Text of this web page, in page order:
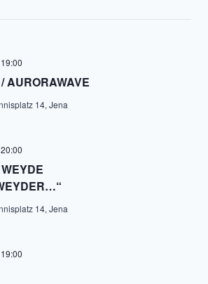
AURORAWAVE
14, Jena
14, Jena